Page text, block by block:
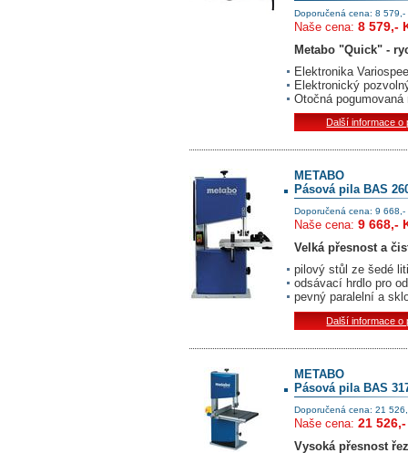
Doporučená cena: 8 579,-
Naše cena: 8 579,-
Metabo "Quick" -
Elektronika
Elektronický
Otočná
Další informace o
METABO
Pásová pila BAS
Doporučená cena: 9 668,-
Naše cena: 9 668,-
Velká přesnost a
pilový stůl ze šedé
odsávací hrdlo pro
pevný paralelní a
Další informace o
METABO
Pásová pila BAS
Doporučená cena: 21
Naše cena: 21
Vysoká přesnost